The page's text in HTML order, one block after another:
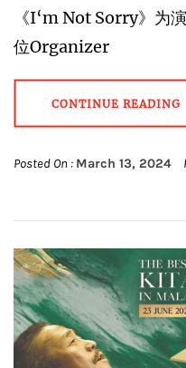
《I‘m Not Sorry》为
位Organizer
CONTINUE READING
Posted On : March 13, 2024